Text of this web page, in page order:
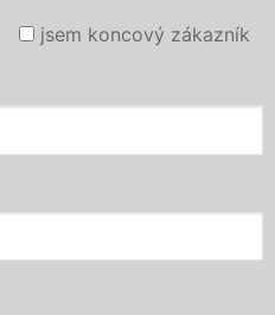
jsem koncový zákazník